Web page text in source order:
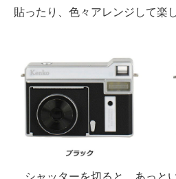
貼ったり、色々アレンジして楽
シャッターを切ると、あっと